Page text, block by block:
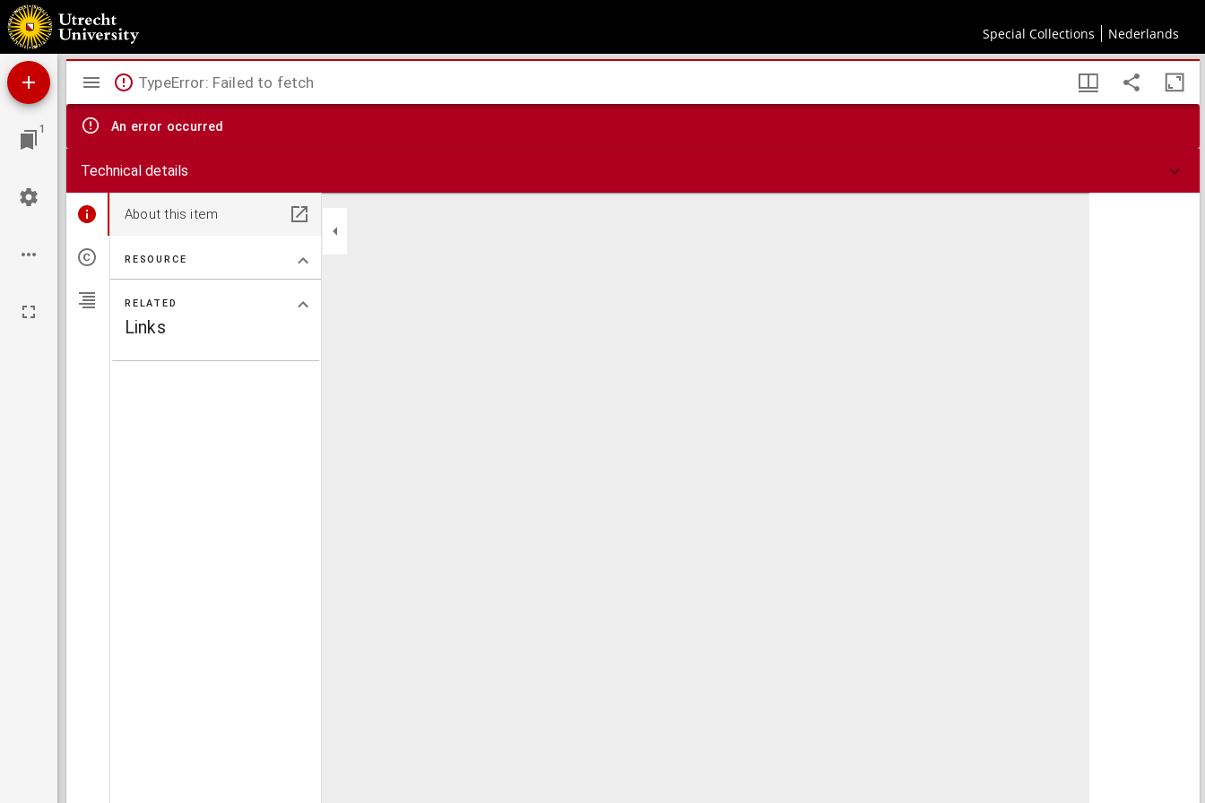
Special Collections Nederlands
Le Monde de Mr. D. ou le traité de la lumière et des autres principaux objets des sens
1
Mirador
viewer
TypeError: Failed to fetch
An error occurred
Technical details
About this item
RESOURCE
RELATED
Links